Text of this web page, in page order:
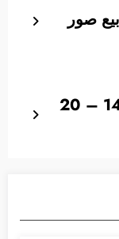
صور
أخبار على الهامش : الأسبوع 14 – 20